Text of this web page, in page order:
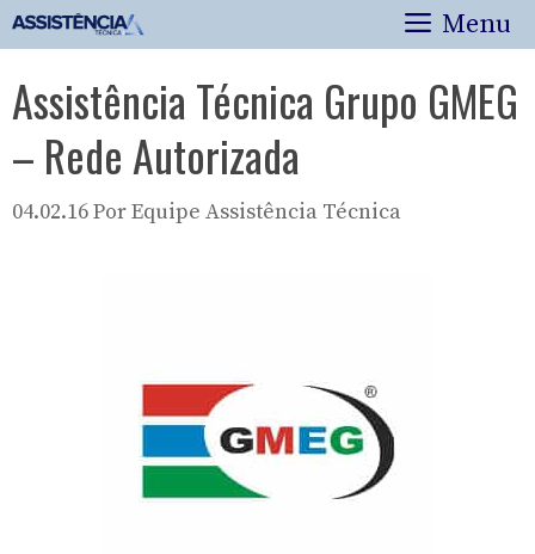
Pular
para
conteúdo
Menu
Assistência Técnica Grupo GMEG
– Rede Autorizada
04.02.16PorEquipe Assistência Técnica